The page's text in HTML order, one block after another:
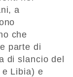
a
che
parte di
di slancio del
Libia) e